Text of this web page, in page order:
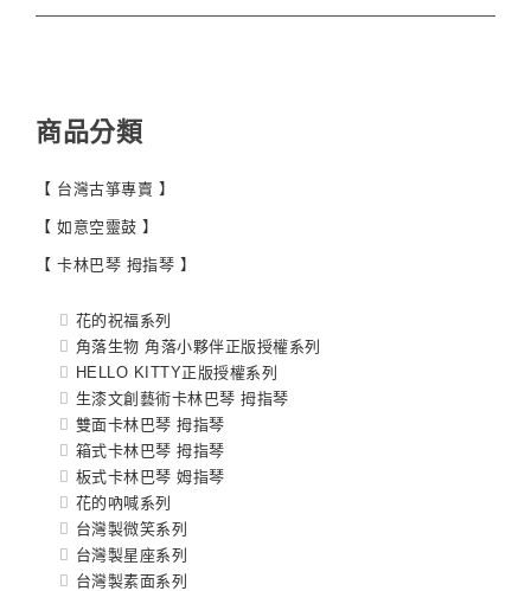
商品分類
【 台灣古箏專賣 】
【 如意空靈鼓 】
【 卡林巴琴 拇指琴 】
花的祝福系列
角落生物 角落小夥伴正版授權系列
HELLO KITTY正版授權系列
生漆文創藝術卡林巴琴 拇指琴
雙面卡林巴琴 拇指琴
箱式卡林巴琴 拇指琴
板式卡林巴琴 姆指琴
花的吶喊系列
台灣製微笑系列
台灣製星座系列
台灣製素面系列